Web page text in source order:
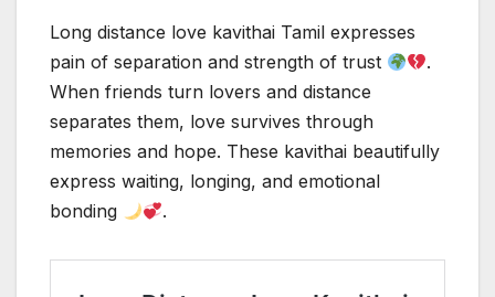
Long distance love kavithai Tamil expresses
pain of separation and strength of trust
.
When friends turn lovers and distance
separates them, love survives through
memories and hope. These kavithai beautifully
express waiting, longing, and emotional
bonding
.